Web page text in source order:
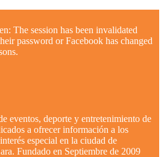
The session has been invalidated
password or Facebook has changed
eventos, deporte y entretenimiento de
a ofrecer información a los
especial en la ciudad de
Fundado en Septiembre de 2009